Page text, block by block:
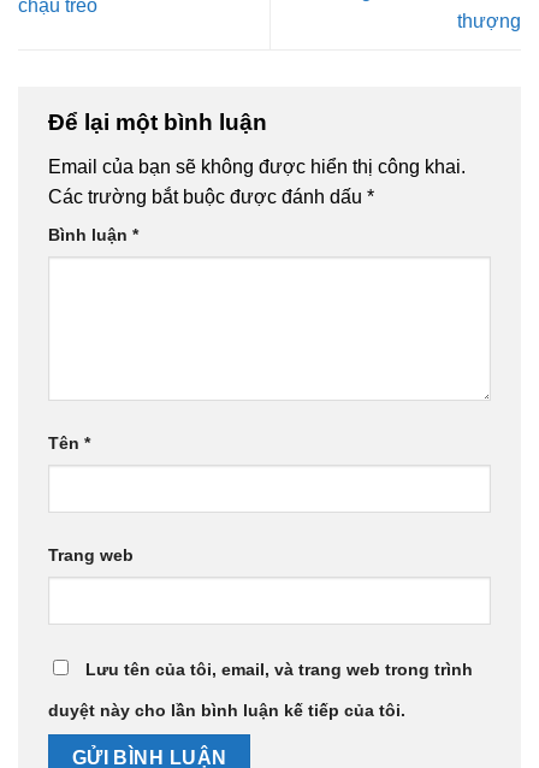
chậu treo
thượng
Để lại một bình luận
Email của bạn sẽ không được hiển thị công khai.
Các trường bắt buộc được đánh dấu *
Bình luận *
Tên *
Trang web
Lưu tên của tôi, email, và trang web trong trình
duyệt này cho lần bình luận kế tiếp của tôi.